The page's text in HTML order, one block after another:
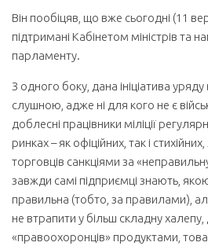
Він пообіцяв, що вже сьогодні (11
підтримані Кабінетом міністрів та
парламенту.
З одного боку, дана ініціатива
слушною, адже ні для кого не є
доблесні працівники міліції
ринках – як офіційних, так і
торговців санкціями за
завжди самі підприємці знають,
правильна (тобто, за правилами),
не втрапити у більш складну халепу,
«правоохоронців» продуктами,